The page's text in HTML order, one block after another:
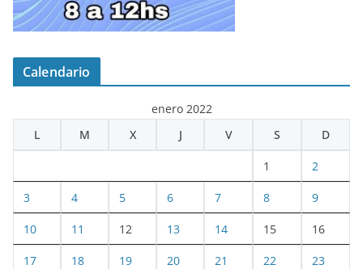
Calendario
enero 2022
L
M X J V S D
1 2
3 4 5 6 7 8 9
10 11 12 13 14 15 16
17 18 19 20 21 22 23